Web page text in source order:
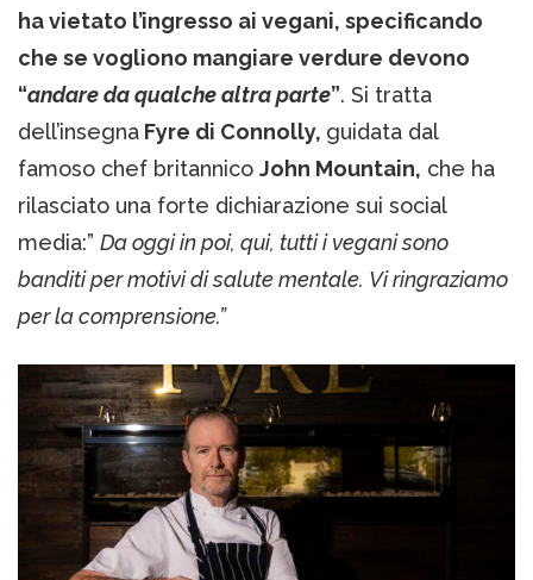
ha vietato l’ingresso ai vegani, specificando
che se vogliono mangiare verdure devono
“andare da qualche altra parte”. Si tratta
dell’insegna Fyre di Connolly, guidata dal
famoso chef britannico John Mountain, che ha
rilasciato una forte dichiarazione sui social
media:” Da oggi in poi, qui, tutti i vegani sono
banditi per motivi di salute mentale. Vi ringraziamo
per la comprensione.”